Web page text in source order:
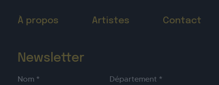
À propos Artistes Contact
Newsletter
Nom * Département *